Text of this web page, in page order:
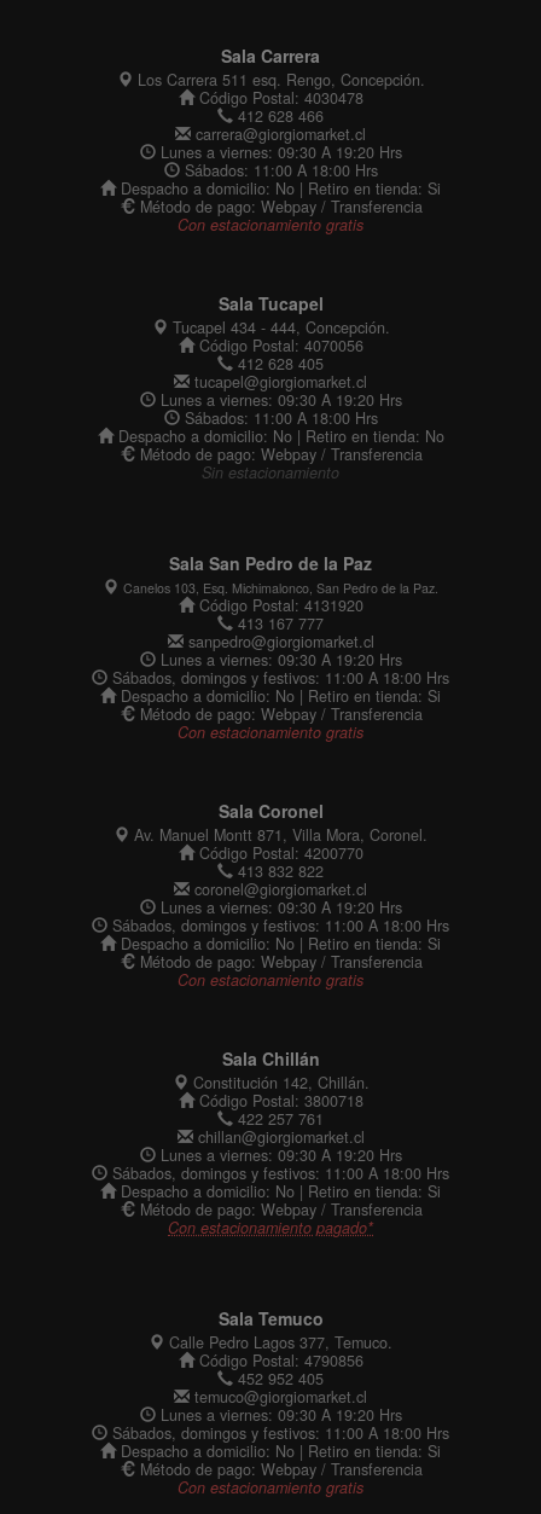
Sala Carrera
Los Carrera 511 esq. Rengo, Concepción.
Código Postal: 4030478
412 628 466
carrera@giorgiomarket.cl
Lunes a viernes: 09:30 A 19:20 Hrs
Sábados: 11:00 A 18:00 Hrs
Despacho a domicilio: No | Retiro en tienda: Si
Método de pago: Webpay / Transferencia
Con estacionamiento gratis
Sala Tucapel
Tucapel 434 - 444, Concepción.
Código Postal: 4070056
412 628 405
tucapel@giorgiomarket.cl
Lunes a viernes: 09:30 A 19:20 Hrs
Sábados: 11:00 A 18:00 Hrs
Despacho a domicilio: No | Retiro en tienda: No
Método de pago: Webpay / Transferencia
Sin estacionamiento
Sala San Pedro de la Paz
Canelos 103, Esq. Michimalonco, San Pedro de la Paz.
Código Postal: 4131920
413 167 777
sanpedro@giorgiomarket.cl
Lunes a viernes: 09:30 A 19:20 Hrs
Sábados, domingos y festivos: 11:00 A 18:00 Hrs
Despacho a domicilio: No | Retiro en tienda: Si
Método de pago: Webpay / Transferencia
Con estacionamiento gratis
Sala Coronel
Av. Manuel Montt 871, Villa Mora, Coronel.
Código Postal: 4200770
413 832 822
coronel@giorgiomarket.cl
Lunes a viernes: 09:30 A 19:20 Hrs
Sábados, domingos y festivos: 11:00 A 18:00 Hrs
Despacho a domicilio: No | Retiro en tienda: Si
Método de pago: Webpay / Transferencia
Con estacionamiento gratis
Sala Chillán
Constitución 142, Chillán.
Código Postal: 3800718
422 257 761
chillan@giorgiomarket.cl
Lunes a viernes: 09:30 A 19:20 Hrs
Sábados, domingos y festivos: 11:00 A 18:00 Hrs
Despacho a domicilio: No | Retiro en tienda: Si
Método de pago: Webpay / Transferencia
Con estacionamiento pagado*
Sala Temuco
Calle Pedro Lagos 377, Temuco.
Código Postal: 4790856
452 952 405
temuco@giorgiomarket.cl
Lunes a viernes: 09:30 A 19:20 Hrs
Sábados, domingos y festivos: 11:00 A 18:00 Hrs
Despacho a domicilio: No | Retiro en tienda: Si
Método de pago: Webpay / Transferencia
Con estacionamiento gratis